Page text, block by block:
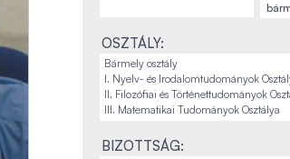
OSZTÁLY:
BIZOTTSÁG: